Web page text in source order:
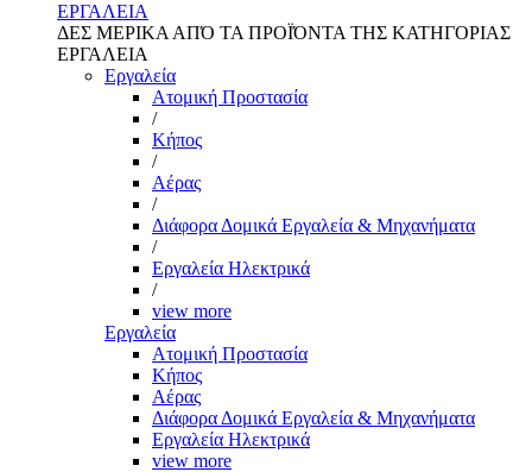
ΕΡΓΑΛΕΙΑ
ΔΕΣ ΜΕΡΙΚΑ ΑΠΌ ΤΑ ΠΡΟΪΌΝΤΑ ΤΗΣ ΚΑΤΗΓΟΡΙΑΣ
ΕΡΓΑΛΕΙΑ
Εργαλεία
Aτομική Προστασία
/
Kήπος
/
Αέρας
/
Διάφορα Δομικά Εργαλεία & Μηχανήματα
/
Εργαλεία Ηλεκτρικά
/
view more
Εργαλεία
Aτομική Προστασία
Kήπος
Αέρας
Διάφορα Δομικά Εργαλεία & Μηχανήματα
Εργαλεία Ηλεκτρικά
view more